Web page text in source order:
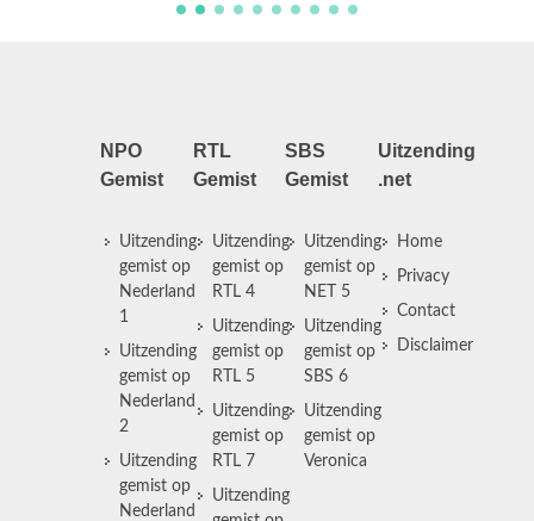
NPO
Gemist
Uitzending
gemist op
Nederland
1
Uitzending
gemist op
Nederland
2
Uitzending
gemist op
Nederland
RTL
Gemist
Uitzending
gemist op
RTL 4
Uitzending
gemist op
RTL 5
Uitzending
gemist op
RTL 7
Uitzending
SBS
Gemist
Uitzending
gemist op
NET 5
Uitzending
gemist op
SBS 6
Uitzending
gemist op
Veronica
Uitzending
.net
Home
Privacy
Contact
Disclaimer